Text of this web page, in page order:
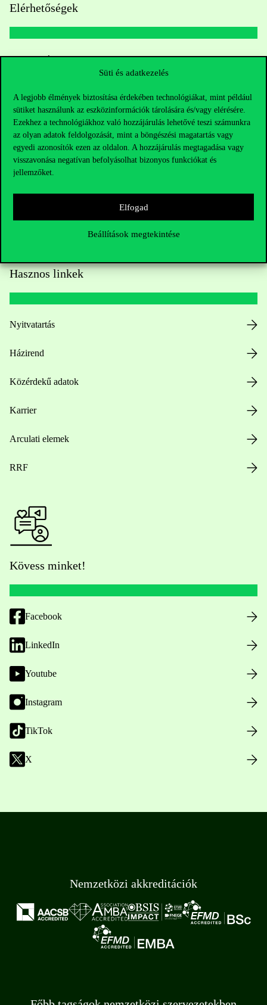
Süti és adatkezelés
A legjobb élmények biztosítása érdekében technológiákat, mint például
sütiket használunk az eszközinformációk tárolására és/vagy elérésére.
Ezekhez a technológiákhoz való hozzájárulás lehetővé teszi számunkra
az olyan adatok feldolgozását, mint a böngészési magatartás vagy
egyedi azonosítók ezen az oldalon. A hozzájárulás megtagadása vagy
visszavonása negatívan befolyásolhat bizonyos funkciókat és
jellemzőket.
Elfogad
Beállítások megtekintése
Elérhetőségek
Telefonszám:+36 1 482 5000
Oktatói elérhetőségek
HUB jelenlegi hallgatóinknak
Sajtó:press@uni-corvinus.hu
Hasznos linkek
Nyitvatartás
Házirend
Közérdekű adatok
Karrier
Arculati elemek
RRF
Kövess minket!
Facebook
LinkedIn
Youtube
Instagram
TikTok
X
Nemzetközi akkreditációk